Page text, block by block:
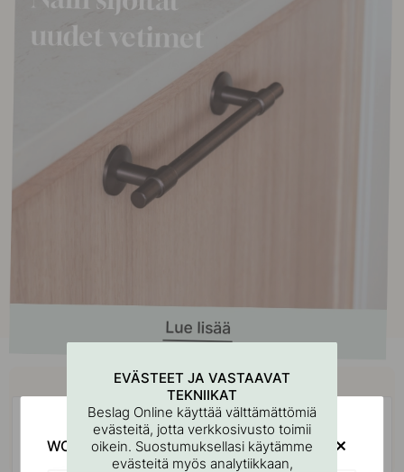
Osta yhdessä
POPULAR
EVÄSTEET JA VASTAAVAT
TEKNIIKAT
Beslag Online käyttää välttämättömiä
evästeitä, jotta verkkosivusto toimii
oikein. Suostumuksellasi käytämme
evästeitä myös analytiikkaan,
WOULD YOU RATHER VISIT?